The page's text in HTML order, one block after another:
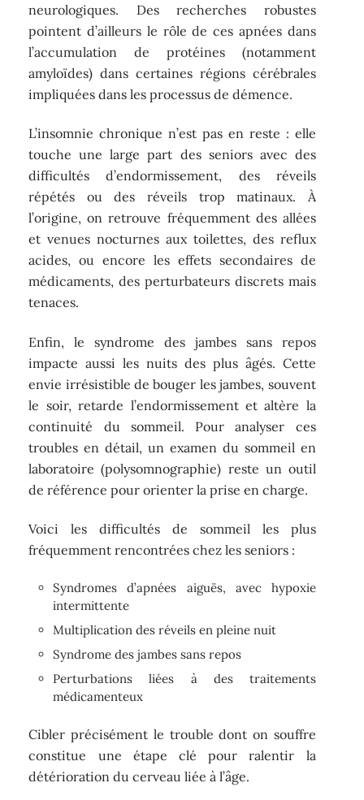
neurologiques. Des recherches robustes
pointent d’ailleurs le rôle de ces apnées dans
l’accumulation de protéines (notamment
amyloïdes) dans certaines régions cérébrales
impliquées dans les processus de démence.
L’insomnie chronique n’est pas en reste : elle
touche une large part des seniors avec des
difficultés d’endormissement, des réveils
répétés ou des réveils trop matinaux. À
l’origine, on retrouve fréquemment des allées
et venues nocturnes aux toilettes, des reflux
acides, ou encore les effets secondaires de
médicaments, des perturbateurs discrets mais
tenaces.
Enfin, le syndrome des jambes sans repos
impacte aussi les nuits des plus âgés. Cette
envie irrésistible de bouger les jambes, souvent
le soir, retarde l’endormissement et altère la
continuité du sommeil. Pour analyser ces
troubles en détail, un examen du sommeil en
laboratoire (polysomnographie) reste un outil
de référence pour orienter la prise en charge.
Voici les difficultés de sommeil les plus
fréquemment rencontrées chez les seniors :
Syndromes d’apnées aiguës, avec hypoxie
intermittente
Multiplication des réveils en pleine nuit
Syndrome des jambes sans repos
Perturbations liées à des traitements
médicamenteux
Cibler précisément le trouble dont on souffre
constitue une étape clé pour ralentir la
détérioration du cerveau liée à l’âge.